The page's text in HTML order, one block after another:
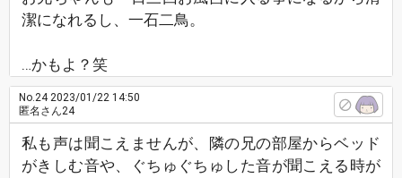
潔になれるし、一石二鳥。
…かもよ？笑
No.242023/01/22 14:50
匿名さん24
私も声は聞こえませんが、隣の兄の部屋からベッド
がきしむ音や、ぐちゅぐちゅした音が聞こえる時が